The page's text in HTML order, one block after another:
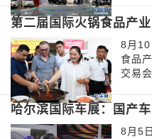
第二届国际火锅食品产
8月10
食品
交易
哈尔滨国际车展：国产
8月5